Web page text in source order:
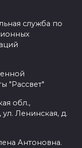
служба по
"Рассвет"
обл.,
Ленинская, д.
Антоновна.